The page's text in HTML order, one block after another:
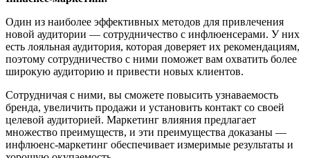
Один из наиболее эффективных методов для привлечения
новой аудитории — сотрудничество с инфлюенсерами. У них
есть лояльная аудитория, которая доверяет их рекомендациям,
поэтому сотрудничество с ними поможет вам охватить более
широкую аудиторию и привести новых клиентов.
Сотрудничая с ними, вы сможете повысить узнаваемость
бренда, увеличить продажи и установить контакт со своей
целевой аудиторией. Маркетинг влияния предлагает
множество преимуществ, и эти преимущества доказаны —
инфлюенс-маркетинг обеспечивает измеримые результаты и